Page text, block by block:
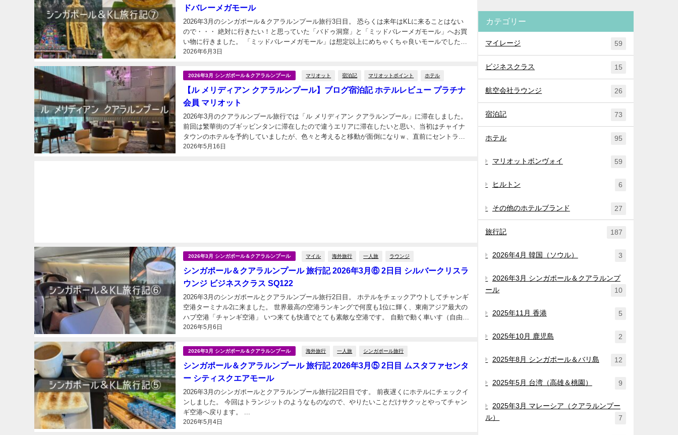
ドバレーメガモール
2026年6月3日
2026年3月のシンガポール＆クアラルンプール旅行3日目。 恐らくは来年はKLに来ることはない
ので・・・ 絶対に行きたい！と思っていた「バドゥ洞窟」と「ミッドバレーメガモール」へお買
い物に行きました。 「ミッドバレーメガモール」は想定以上にめちゃくちゃ良いモールでしたの
2026年3月 シンガポール＆クアラルンプール マリオット 宿泊記 マリオットポイント ホテル
【ル メリディアン クアラルンプール】ブログ宿泊記 ホテルレビュー プラチナ
会員 マリオット
2026年5月16日
2026年3月のクアラルンプール旅行では「ル メリディアン クアラルンプール」に滞在しました。
前回は繁華街のブギッビンタンに滞在したので違うエリアに滞在したいと思い、当初はチャイナ
タウンのホテルを予約していましたが、色々と考えると移動が面倒になりｗ、直前にセントラル
にある「ル メリディアン クアラルンプール」を予約...
2026年3月 シンガポール＆クアラルンプール マイル 海外旅行 一人旅 ラウンジ
シンガポール＆クアラルンプール 旅行記 2026年3月⑥ 2日目 シルバークリスラ
ウンジ ビジネスクラス SQ122
2026年5月6日
2026年3月のシンガポールとクアラルンプール旅行2日目。 ホテルをチェックアウトしてチャンギ
空港ターミナル2に来ました。 世界最高の空港ランキングで何度も1位に輝く、東南アジア最大の
ハブ空港「チャンギ空港」 いつ来ても快適でとても素敵な空港です。 自動で動く車いす（自由に
乗れます） 未来感！！ 推しグループメンバー...
2026年3月 シンガポール＆クアラルンプール 海外旅行 一人旅 シンガポール旅行
シンガポール＆クアラルンプール 旅行記 2026年3月⑤ 2日目 ムスタファセンタ
ー シティスクエアモール
2026年5月4日
2026年3月のシンガポールとクアラルンプール旅行記2日目です。 前夜遅くにホテルにチェックイ
ンしました。 今回はトランジットのようなものなので、やりたいことだけサクッとやってチャン
カテゴリー
マイレージ 59
ビジネスクラス 15
航空会社ラウンジ 26
宿泊記 73
ホテル 95
マリオットボンヴォイ 59
ヒルトン 6
その他のホテルブランド 27
旅行記 187
2026年4月 韓国（ソウル） 3
2026年3月 シンガポール＆クアラルンプ
ール
10
2025年11月 香港 5
2025年10月 鹿児島 2
2025年8月 シンガポール＆バリ島 12
2025年5月 台湾（高雄＆桃園） 9
2025年3月 マレーシア（クアラルンプー
ル）
7